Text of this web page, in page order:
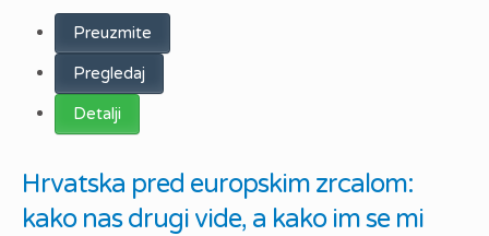
Preuzmite
Pregledaj
Detalji
Hrvatska pred europskim zrcalom:
kako nas drugi vide, a kako im se mi